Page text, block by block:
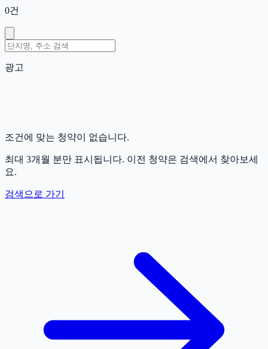
0건
광고
조건에 맞는 청약이 없습니다.
최대 3개월 분만 표시됩니다. 이전 청약은 검색에서 찾아보세
요.
검색으로 가기